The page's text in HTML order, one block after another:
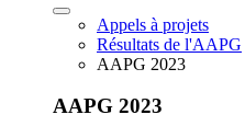
Appels à projets
Résultats de l'AAPG
AAPG 2023
AAPG 2023